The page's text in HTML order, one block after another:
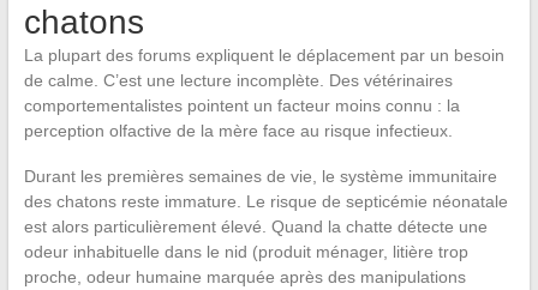
chatons
La plupart des forums expliquent le déplacement par un besoin
de calme. C’est une lecture incomplète. Des vétérinaires
comportementalistes pointent un facteur moins connu : la
perception olfactive de la mère face au risque infectieux.
Durant les premières semaines de vie, le système immunitaire
des chatons reste immature. Le risque de septicémie néonatale
est alors particulièrement élevé. Quand la chatte détecte une
odeur inhabituelle dans le nid (produit ménager, litière trop
proche, odeur humaine marquée après des manipulations